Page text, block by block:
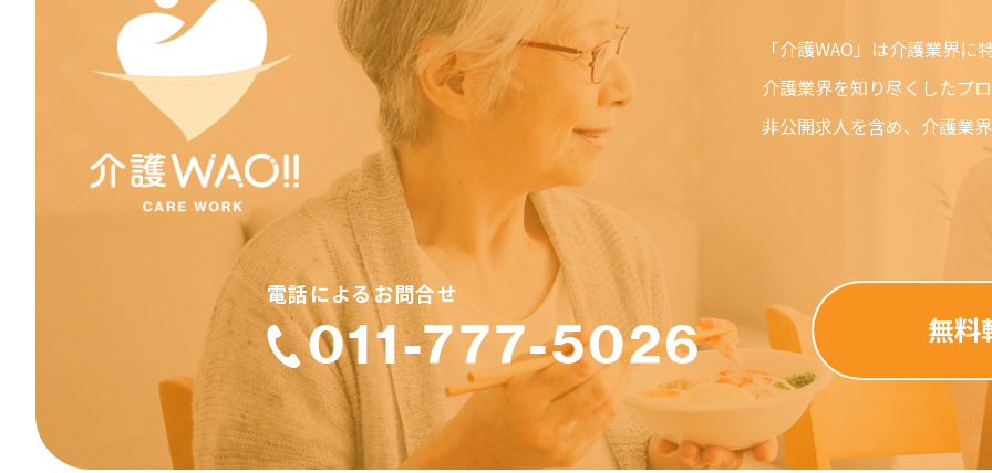
責任の制約は、損害が、第三者を介したものも含め、本ソフトウェアまたはサービスの使用
の結果であるか、本ソフトウェアまたはサービスを使用できないためか、本ソフトウェアま
一時停止、終了のいずれかの結果かにかかわらず、適用されます。この責任の制約は、権利
本質的目的の不履行にかかわらず法律で許容された最大の範囲で適用されます。
禁止事項
利用者は、介護WAOにおいて以下の行為をすることはできません。
・虚偽の情報を登録し、提供する行為
・第三者の著作権、商標権、プライバシー権、肖像権等すべての法的権利を侵害する行為
・犯罪的行為に結びつく行為
・公序良俗に反する行為
・反社会的活動に関する行為
・法令、公序良俗に反する行為、またはそのおそれのある行為
・介護WAOで得た情報を利用しての営利を目的とした情報提供等の行為
・介護WAOの運営の妨げとなる一切の行為
検索結果の内容
介護WAOは、ホームページ内に掲載された求人情報を自動的に検索し、結果を作成しており
検索結果として表示される内容に関して、カテゴリ分類目的以外の内容確認をおこなってお
「介護WAO」は介護業界
介護業界を知り尽くしたプ
非公開求人を含め、介護業
011-777-5026 無料